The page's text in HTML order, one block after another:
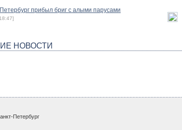
прибыл бриг с алыми парусами
НОВОСТИ
Петербург